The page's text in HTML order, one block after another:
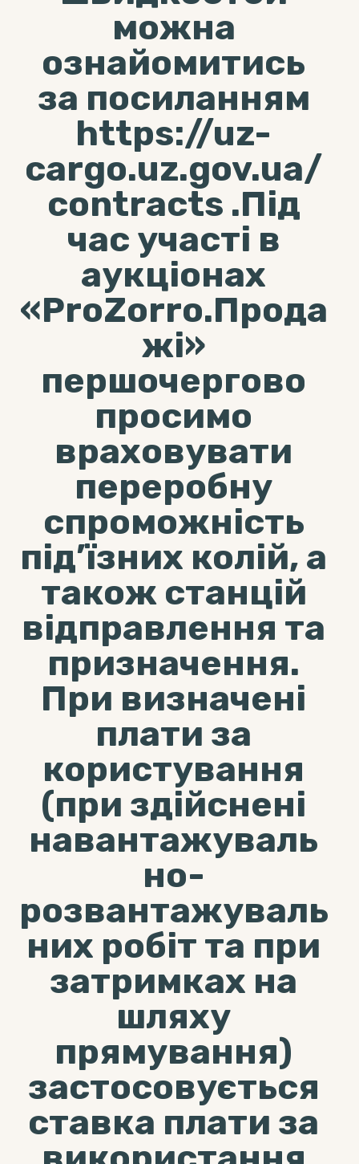
можна
ознайомитись
за посиланням
https://uz-
cargo.uz.gov.ua/
contracts .Під
час участі в
аукціонах
«ProZorro.Прода
жі»
першочергово
просимо
враховувати
переробну
спроможність
під’їзних колій, а
також станцій
відправлення та
призначення.
При визначені
плати за
користування
(при здійснені
навантажуваль
но-
розвантажуваль
них робіт та при
затримках на
шляху
прямування)
застосовується
ставка плати за